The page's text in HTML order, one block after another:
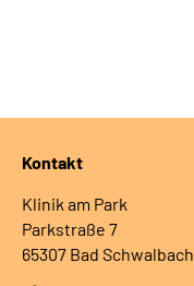
Kontakt
Klinik am Park
Parkstraße 7
65307 Bad Schwalbach